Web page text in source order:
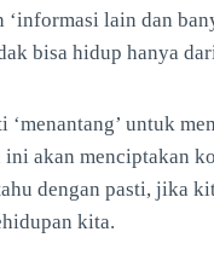
‘informasi lain dan
bisa hidup hanya
‘menantang’ untuk
akan menciptakan
dengan pasti, jika
kita.